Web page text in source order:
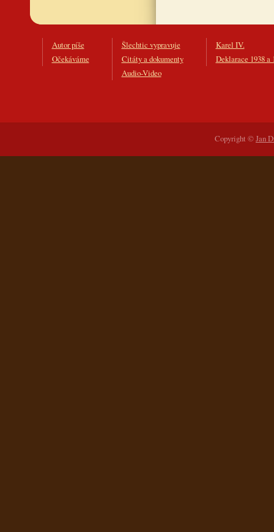
Autor píše
Očekáváme
Šlechtic vypravuje
Citáty a dokumenty
Audio-Video
Karel IV.
Deklarace 1938 a
Copyright ©Jan